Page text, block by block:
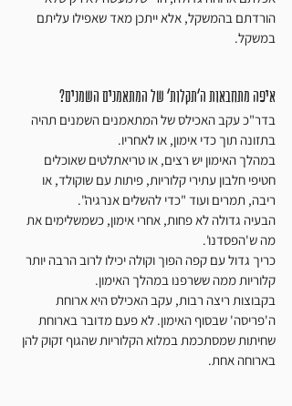
הורדתם בהמשקל, אלא ייתכן מאד שאפילו עליתם
במשקל.
איפה מתחבאות ה'תקלות' של המתאמנים השמנים?
בדר"כ עקב האכילס של המתאמנים השמנים תהיה
בתזונה תוך כדי אימון, או לאחריו.
במהלך האימון יש רצים, או טריאתלטים שאוכלים
חטיפי חלבון עתירי קלוריות, פיתות עם שוקולד, או
ריבה, תמרים ועוד "כדי להשלים אנרגיה".
הבעיה גדולה לא פחות, אחרי אימון, כשמשלימים את
מה ש'הפסדנו'.
כריך גדול עם קפה הפוך וקולה יכילו לרוב הרבה יותר
קלוריות ממה ששרפנו במהלך האימון.
בקבוצות ריצה רבות, עקב האכילס היא ארוחת
ה'פריסה' שבסוף האימון. לא פעם מדובר בארוחת
שחיתות שמסתכמת במלוא הקלוריות שהגוף זקוק להן
בארוחה אחת.